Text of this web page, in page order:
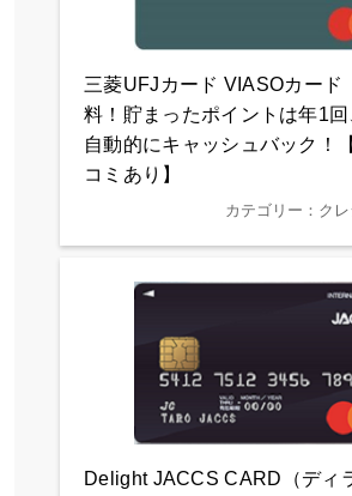
三菱UFJカード VIASOカー
料！貯まったポイントは年1回
自動的にキャッシュバック！
コミあり】
カテゴリー：ク
Delight JACCS CARD（ディ